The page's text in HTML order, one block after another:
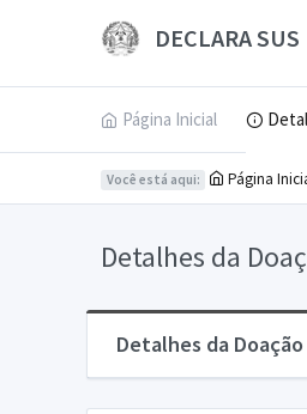
DECLARA SUS
Página Inicial
Você está aqui: Página
Detalhes da
Detalhes da